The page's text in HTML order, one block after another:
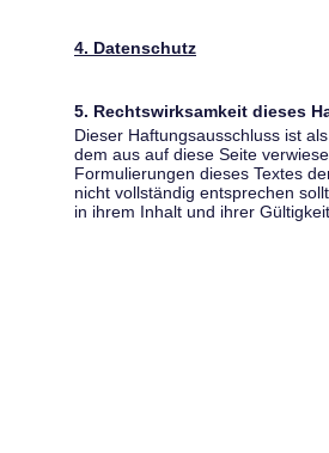
4. Datenschutz
5. Rechtswirksamkeit dieses
Dieser Haftungsausschluss ist
dem aus auf diese Seite
Formulierungen dieses Textes
nicht vollständig entsprechen
in ihrem Inhalt und ihrer